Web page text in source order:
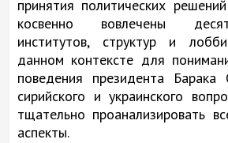
принятия политических
косвенно вовлечены
институтов, структур и
данном контексте для
поведения президента
сирийского и украинского
тщательно проанализировать
аспекты.